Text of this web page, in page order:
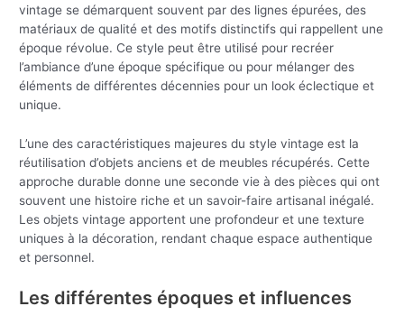
vintage se démarquent souvent par des lignes épurées, des
matériaux de qualité et des motifs distinctifs qui rappellent une
époque révolue. Ce style peut être utilisé pour recréer
l’ambiance d’une époque spécifique ou pour mélanger des
éléments de différentes décennies pour un look éclectique et
unique.
L’une des caractéristiques majeures du style vintage est la
réutilisation d’objets anciens et de meubles récupérés. Cette
approche durable donne une seconde vie à des pièces qui ont
souvent une histoire riche et un savoir-faire artisanal inégalé.
Les objets vintage apportent une profondeur et une texture
uniques à la décoration, rendant chaque espace authentique
et personnel.
Les différentes époques et influences